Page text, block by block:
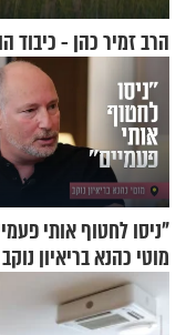
הרב זמיר כהן - כיבוד
"ניסו לחטוף אותי
מוטי כהנא בריאיון נוקב